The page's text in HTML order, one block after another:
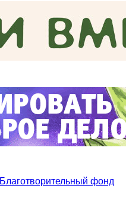
Благотворительный фонд